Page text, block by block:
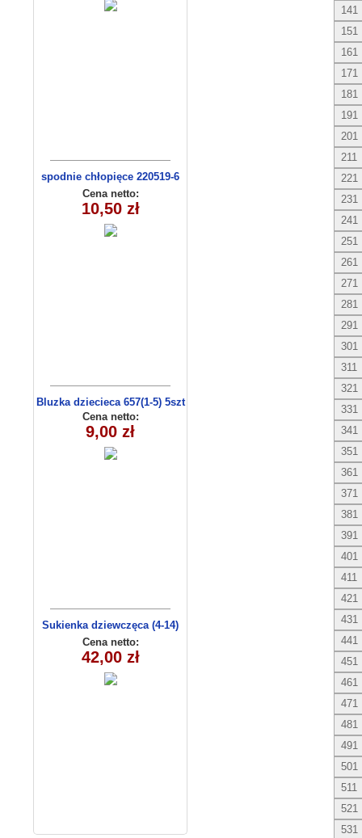
spodnie chłopięce 220519-6
(1- 4) 4 szt
Cena netto:
10,50 zł
Bluzka dziecieca 657(1-5) 5szt
Cena netto:
9,00 zł
Sukienka dziewczęca (4-14)
C3009
Cena netto:
42,00 zł
141
151
161
171
181
191
201
211
221
231
241
251
261
271
281
291
301
311
321
331
341
351
361
371
381
391
401
411
421
431
441
451
461
471
481
491
501
511
521
531